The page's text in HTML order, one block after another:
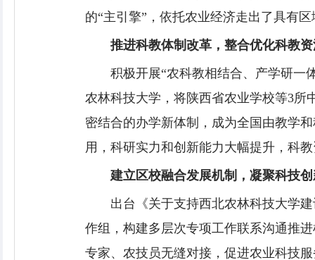
的“主引擎”，依托农业经济走出了具有
推进科教体制改革，整合优化科教
积极开展“农科教相结合、产学研一
农林科技大学，将陕西省农业学校等3所
密结合的办学新体制，成为全国由教学
用，科研实力和创新能力大幅提升，科
建立区校融合发展机制，凝聚科技
出台《关于支持西北农林科技大学
作组，构建多层次专项工作联系沟通推
专家、农技员无缝对接，促进农业科技